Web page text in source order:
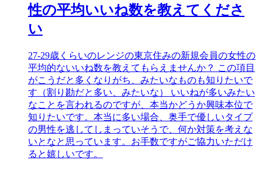
性の平均いいね数を教えてくださ
い
27-29歳くらいのレンジの東京住みの新規会員の女性の
平均的ないいね数を教えてもらえませんか？ この項目
がこうだと多くなりがち、みたいなものも知りたいで
す（割り勘だと多い、みたいな） いいねが多いみたい
なことを言われるのですが、本当かどうか興味本位で
知りたいです。本当に多い場合、奥手で優しいタイプ
の男性を逃してしまっていそうで、何か対策を考えな
いとなと思っています。お手数ですがご協力いただけ
ると嬉しいです。